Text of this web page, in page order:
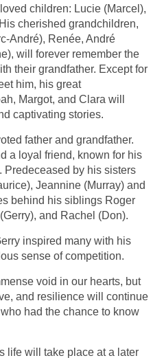
children: Lucie (Marcel),
cherished grandchildren,
André), Renée, André
will forever remember the
their grandfather. Except for
him, his great
Margot, and Clara will
captivating stories.
father and grandfather.
a loyal friend, known for his
Predeceased by his sisters
Jeannine (Murray) and
behind his siblings Roger
and Rachel (Don).
inspired many with his
sense of competition.
void in our hearts, but
and resilience will continue
had the chance to know
life will take place at a later